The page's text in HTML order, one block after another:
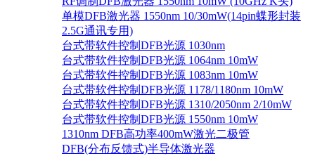
单模DFB激光器 1550nm 10/30mW(14pin蝶形封装
2.5G通讯专用)
台式带软件控制DFB光源 1030nm
台式带软件控制DFB光源 1064nm 10mW
台式带软件控制DFB光源 1083nm 10mW
台式带软件控制DFB光源 1178/1180nm 10mW
台式带软件控制DFB光源 1310/2050nm 2/10mW
台式带软件控制DFB光源 1550nm 10mW
1310nm DFB高功率400mW激光二极管
DFB(分布反馈式)半导体激光器